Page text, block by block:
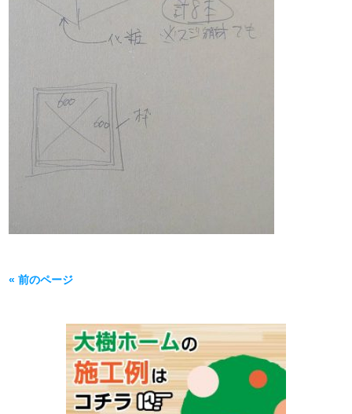
« 前のページ